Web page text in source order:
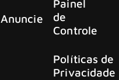
Anuncie
Painel
de
Controle
Políticas de
Privacidade